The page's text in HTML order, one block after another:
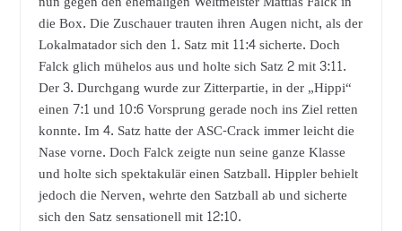
die Box. Die Zuschauer trauten ihren Augen nicht, als der
Lokalmatador sich den 1. Satz mit 11:4 sicherte. Doch
Falck glich mühelos aus und holte sich Satz 2 mit 3:11.
Der 3. Durchgang wurde zur Zitterpartie, in der „Hippi“
einen 7:1 und 10:6 Vorsprung gerade noch ins Ziel retten
konnte. Im 4. Satz hatte der ASC-Crack immer leicht die
Nase vorne. Doch Falck zeigte nun seine ganze Klasse
und holte sich spektakulär einen Satzball. Hippler behielt
jedoch die Nerven, wehrte den Satzball ab und sicherte
sich den Satz sensationell mit 12:10.